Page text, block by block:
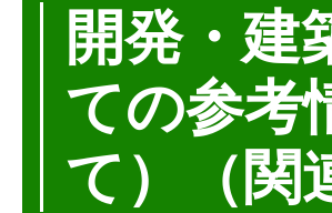
開発・建
ての参考
て）（関